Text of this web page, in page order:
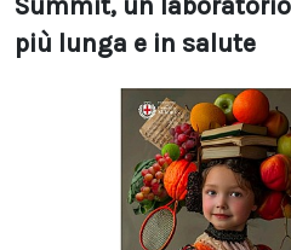
Summit, un
più lunga e in salute